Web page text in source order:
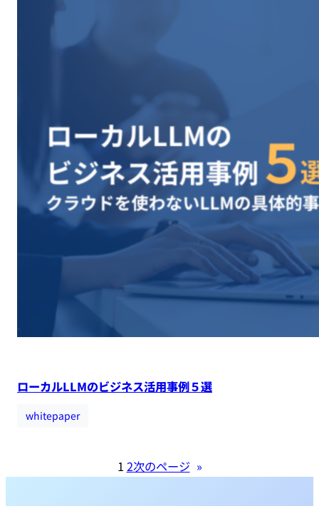
ローカルLLMのビジネス活用事例５選
whitepaper
1 2次のページ »